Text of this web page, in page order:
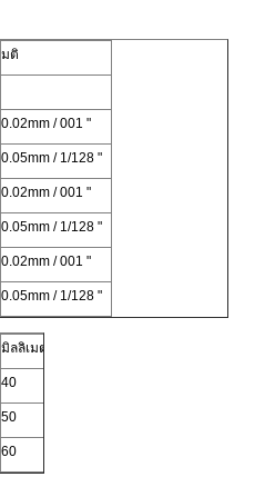
มติ
0.02mm / 001 "
0.05mm / 1/128 "
0.02mm / 001 "
0.05mm / 1/128 "
0.02mm / 001 "
0.05mm / 1/128 "
มิลลิเมตร
40
50
60